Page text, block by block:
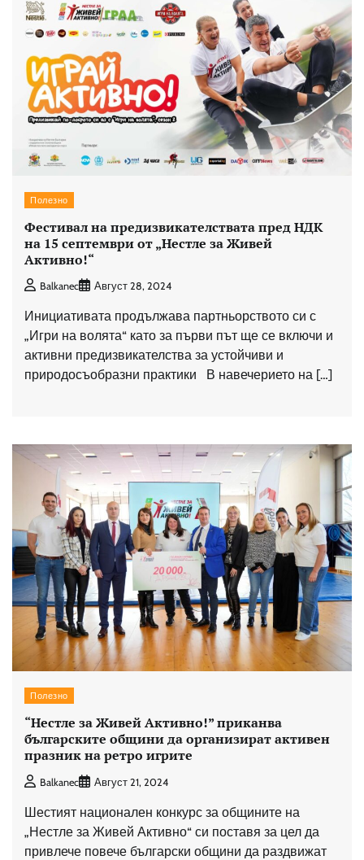
Полезно
Фестивал на предизвикателствата пред НДК
на 15 септември от „Нестле за Живей
Активно!“
Balkanec Август 28, 2024
Инициативата продължава партньорството си с
„Игри на волята“ като за първи път ще се включи и
активни предизвикателства за устойчиви и
природосъобразни практики В навечерието на […]
Полезно
“Нестле за Живей Активно!” приканва
българските общини да организират активен
празник на ретро игрите
Balkanec Август 21, 2024
Шестият национален конкурс за общините на
„Нестле за Живей Активно“ си поставя за цел да
привлече повече български общини да раздвижат